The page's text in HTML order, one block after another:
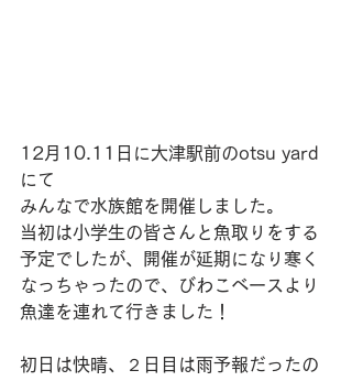
12月10.11日に大津駅前のotsu yard
にて
みんなで水族館を開催しました。
当初は小学生の皆さんと魚取りをする
予定でしたが、開催が延期になり寒く
なっちゃったので、びわこベースより
魚達を連れて行きました！
初日は快晴、２日目は雨予報だったの